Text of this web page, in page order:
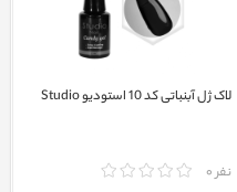
لاک ژل آبنباتی کد 10 استودیو Studio
نفر 0